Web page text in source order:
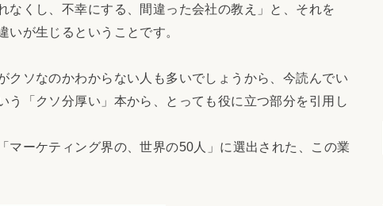
くし、不幸にする、間違った会社の教え」と、それを
いが生じるということです。
ソなのかわからない人も多いでしょうから、今読んでい
う「クソ分厚い」本から、とっても役に立つ部分を引用し
ーケティング界の、世界の50人」に選出された、この業